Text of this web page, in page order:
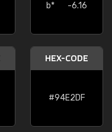
b*
-6.16
HEX-CODE
#94E2DF